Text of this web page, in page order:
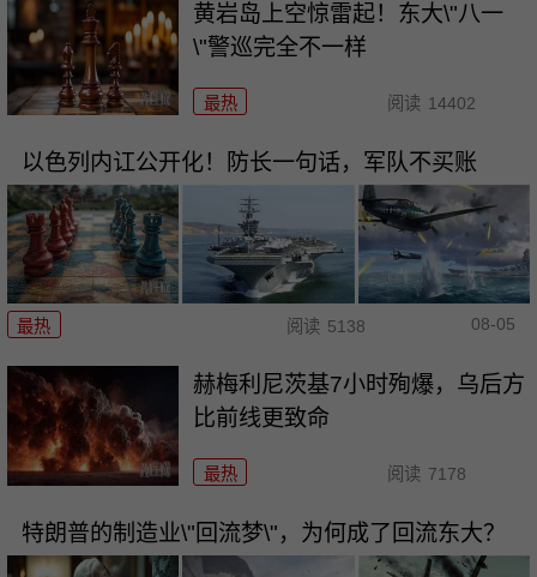
黄岩岛上空惊雷起！东大\"八一
\"警巡完全不一样
最热 阅读 14402
以色列内讧公开化！防长一句话，军队不买账
最热 阅读 5138 08-05
赫梅利尼茨基7小时殉爆，乌后方
比前线更致命
最热 阅读 7178
特朗普的制造业\"回流梦\"，为何成了回流东大？